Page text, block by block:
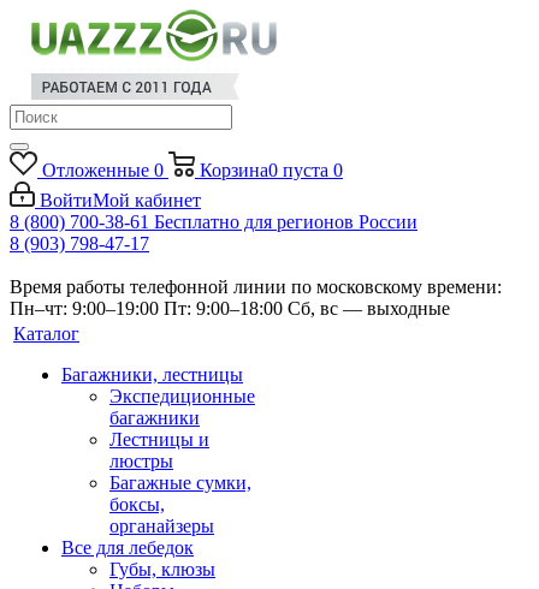
Отложенные 0 Корзина0 пуста 0
ВойтиМой кабинет
8 (800) 700-38-61 Бесплатно для регионов России
8 (903) 798-47-17
Время работы телефонной линии по московскому времени:
Пн–чт: 9:00–19:00 Пт: 9:00–18:00 Сб, вс — выходные
Каталог
Багажники, лестницы
Экспедиционные
багажники
Лестницы и
люстры
Багажные сумки,
боксы,
органайзеры
Все для лебедок
Губы, клюзы